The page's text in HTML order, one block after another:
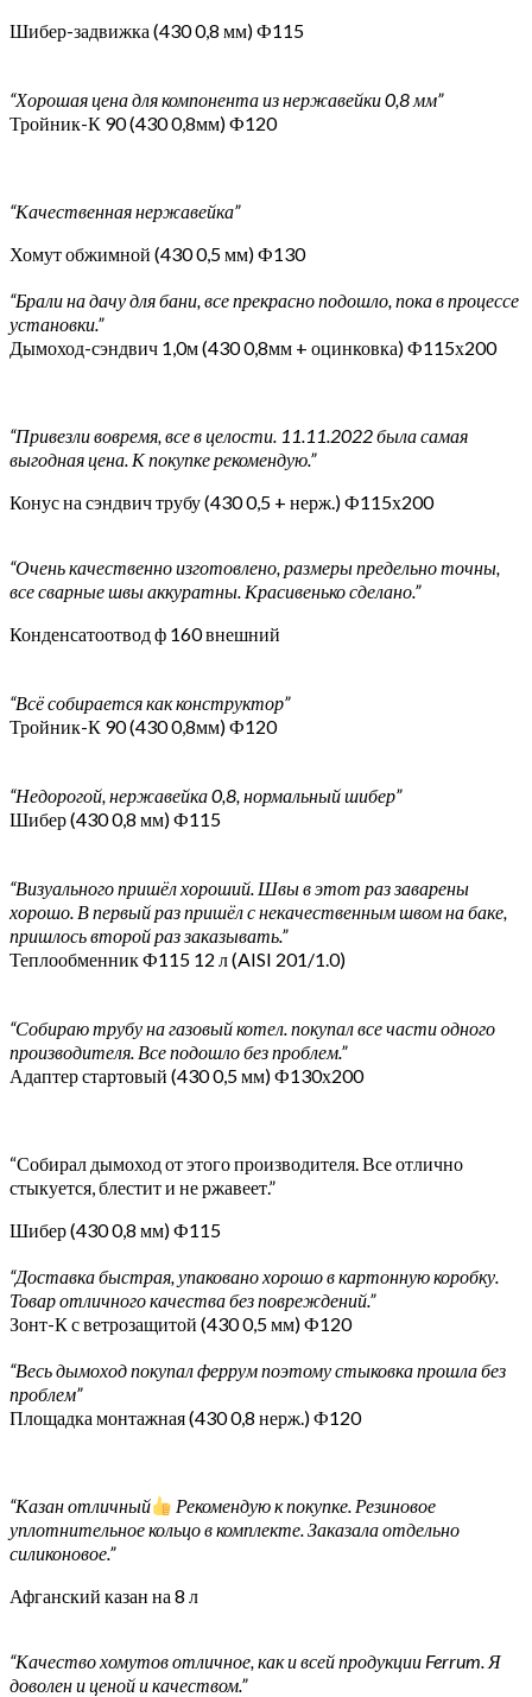
Шибер-задвижка (430 0,8 мм) Ф115
“Хорошая цена для компонента из нержавейки 0,8 мм”
Тройник-К 90 (430 0,8мм) Ф120
“Качественная нержавейка”
Хомут обжимной (430 0,5 мм) Ф130
“Брали на дачу для бани, все прекрасно подошло, пока в процессе
установки.”
Дымоход-сэндвич 1,0м (430 0,8мм + оцинковка) Ф115х200
“Привезли вовремя, все в целости. 11.11.2022 была самая
выгодная цена. К покупке рекомендую.”
Конус на сэндвич трубу (430 0,5 + нерж.) Ф115х200
“Очень качественно изготовлено, размеры предельно точны,
все сварные швы аккуратны. Красивенько сделано.”
Конденсатоотвод ф 160 внешний
“Всё собирается как конструктор”
Тройник-К 90 (430 0,8мм) Ф120
“Недорогой, нержавейка 0,8, нормальный шибер”
Шибер (430 0,8 мм) Ф115
“Визуального пришёл хороший. Швы в этот раз заварены
хорошо. В первый раз пришёл с некачественным швом на баке,
пришлось второй раз заказывать.”
Теплообменник Ф115 12 л (AISI 201/1.0)
“Собираю трубу на газовый котел. покупал все части одного
производителя. Все подошло без проблем.”
Адаптер стартовый (430 0,5 мм) Ф130х200
“Собирал дымоход от этого производителя. Все отлично
стыкуется, блестит и не ржавеет.”
Шибер (430 0,8 мм) Ф115
“Доставка быстрая, упаковано хорошо в картонную коробку.
Товар отличного качества без повреждений.”
Зонт-К с ветрозащитой (430 0,5 мм) Ф120
“Весь дымоход покупал феррум поэтому стыковка прошла без
проблем”
Площадка монтажная (430 0,8 нерж.) Ф120
“Казан отличный
Рекомендую к покупке. Резиновое
уплотнительное кольцо в комплекте. Заказала отдельно
силиконовое.”
Афганский казан на 8 л
“Качество хомутов отличное, как и всей продукции Ferrum. Я
доволен и ценой и качеством.”